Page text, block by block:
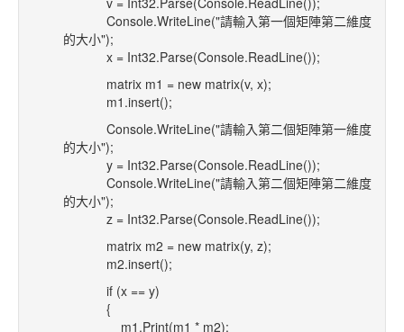
Console.WriteLine("請輸入第一個矩陣第二維度
的大小");
x = Int32.Parse(Console.ReadLine());
matrix m1 = new matrix(v, x);
m1.insert();
Console.WriteLine("請輸入第二個矩陣第一維度
的大小");
y = Int32.Parse(Console.ReadLine());
Console.WriteLine("請輸入第二個矩陣第二維度
的大小");
z = Int32.Parse(Console.ReadLine());
matrix m2 = new matrix(y, z);
m2.insert();
if (x == y)
{
m1.Print(m1 * m2);